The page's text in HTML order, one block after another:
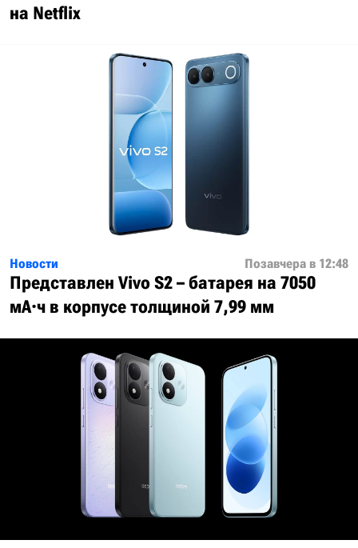
на Netflix
Новости Позавчера в 12:48
Представлен Vivo S2 – батарея на 7050
мА·ч в корпусе толщиной 7,99 мм